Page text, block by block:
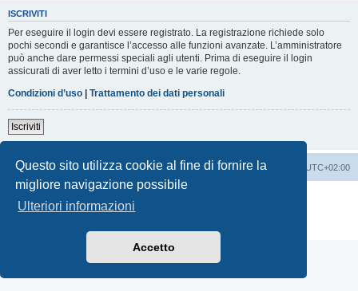
Questo sito utilizza cookie al fine di fornire la
migliore navigazione possibile
Ulteriori informazioni
Accetto
ISCRIVITI
Per eseguire il login devi essere registrato. La registrazione richiede solo
pochi secondi e garantisce l’accesso alle funzioni avanzate. L’amministratore
può anche dare permessi speciali agli utenti. Prima di eseguire il login
assicurati di aver letto i termini d’uso e le varie regole.
Condizioni d’uso | Trattamento dei dati personali
Iscriviti
Indice Tutti gli orari sono UTC+02:00
Cancella cookie
Contattaci
Traduzione Italiana